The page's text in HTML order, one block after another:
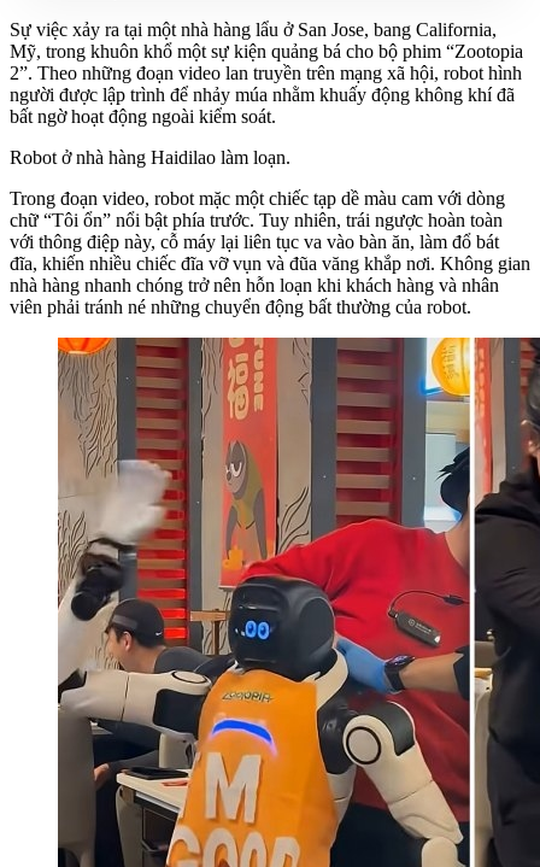
Sự việc xảy ra tại một nhà hàng lẩu ở San Jose, bang California,
Mỹ, trong khuôn khổ một sự kiện quảng bá cho bộ phim “Zootopia
2”. Theo những đoạn video lan truyền trên mạng xã hội, robot hình
người được lập trình để nhảy múa nhằm khuấy động không khí đã
bất ngờ hoạt động ngoài kiểm soát.
Robot ở nhà hàng Haidilao làm loạn.
Trong đoạn video, robot mặc một chiếc tạp dề màu cam với dòng
chữ “Tôi ổn” nổi bật phía trước. Tuy nhiên, trái ngược hoàn toàn
với thông điệp này, cỗ máy lại liên tục va vào bàn ăn, làm đổ bát
đĩa, khiến nhiều chiếc đĩa vỡ vụn và đũa văng khắp nơi. Không gian
nhà hàng nhanh chóng trở nên hỗn loạn khi khách hàng và nhân
viên phải tránh né những chuyển động bất thường của robot.